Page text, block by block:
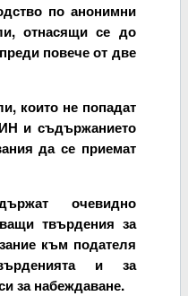
по анонимни
отнасящи се до
повече от две
които не попадат
и съдържанието
да се приемат
очевидно
твърдения за
към подателя
и за
за набеждаване.